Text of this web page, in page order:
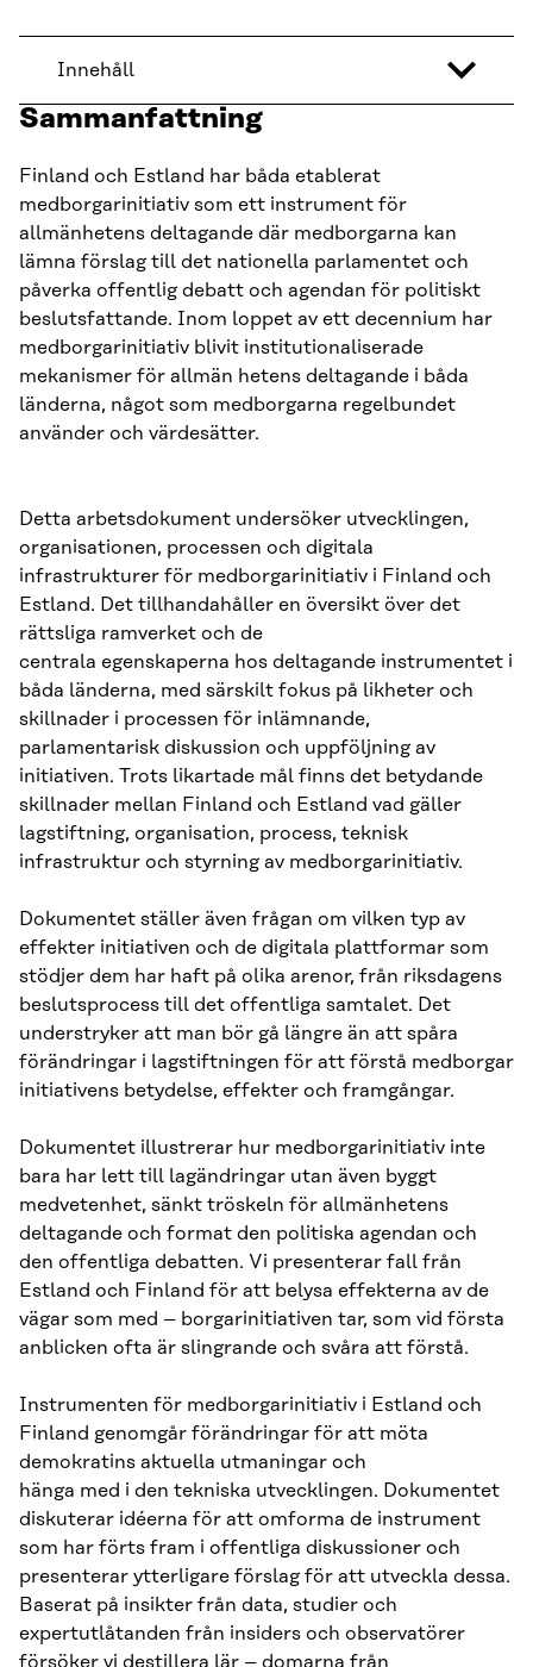
Innehåll
Sammanfattning
Finland och Estland har båda etablerat
medborgarinitiativ som ett instrument för
allmänhetens deltagande där medborgarna kan
lämna förslag till det nationella parlamentet och
påverka offentlig debatt och agendan för politiskt
beslutsfattande. Inom loppet av ett decennium har
medborgarinitiativ blivit institutionaliserade
mekanismer för allmän hetens deltagande i båda
länderna, något som medborgarna regelbundet
använder och värdesätter.
Detta arbetsdokument undersöker utvecklingen,
organisationen, processen och digitala
infrastrukturer för medborgarinitiativ i Finland och
Estland. Det tillhandahåller en översikt över det
rättsliga ramverket och de
centrala egenskaperna hos deltagande instrumentet i
båda länderna, med särskilt fokus på likheter och
skillnader i processen för inlämnande,
parlamentarisk diskussion och uppföljning av
initiativen. Trots likartade mål finns det betydande
skillnader mellan Finland och Estland vad gäller
lagstiftning, organisation, process, teknisk
infrastruktur och styrning av medborgarinitiativ.
Dokumentet ställer även frågan om vilken typ av
effekter initiativen och de digitala plattformar som
stödjer dem har haft på olika arenor, från riksdagens
beslutsprocess till det offentliga samtalet. Det
understryker att man bör gå längre än att spåra
förändringar i lagstiftningen för att förstå medborgar
initiativens betydelse, effekter och framgångar.
Dokumentet illustrerar hur medborgarinitiativ inte
bara har lett till lagändringar utan även byggt
medvetenhet, sänkt tröskeln för allmänhetens
deltagande och format den politiska agendan och
den offentliga debatten. Vi presenterar fall från
Estland och Finland för att belysa effekterna av de
vägar som med – borgarinitiativen tar, som vid första
anblicken ofta är slingrande och svåra att förstå.
Instrumenten för medborgarinitiativ i Estland och
Finland genomgår förändringar för att möta
demokratins aktuella utmaningar och
hänga med i den tekniska utvecklingen. Dokumentet
diskuterar idéerna för att omforma de instrument
som har förts fram i offentliga diskussioner och
presenterar ytterligare förslag för att utveckla dessa.
Baserat på insikter från data, studier och
expertutlåtanden från insiders och observatörer
försöker vi destillera lär – domarna från